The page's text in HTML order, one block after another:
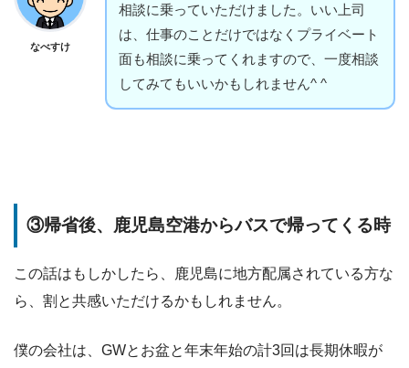
なべすけ
相談に乗っていただけました。いい上司
は、仕事のことだけではなくプライベート
面も相談に乗ってくれますので、一度相談
してみてもいいかもしれません^ ^
③帰省後、鹿児島空港からバスで帰ってくる時
この話はもしかしたら、鹿児島に地方配属されている方な
ら、割と共感いただけるかもしれません。
僕の会社は、GWとお盆と年末年始の計3回は長期休暇が